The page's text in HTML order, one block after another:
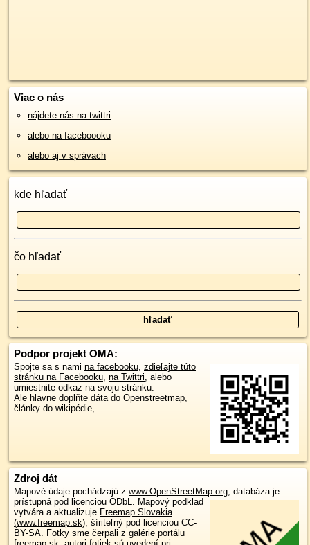
Viac o nás
nájdete nás na twittri
alebo na faceboooku
alebo aj v správach
kde hľadať
čo hľadať
Podpor projekt OMA:
Spojte sa s nami na facebooku, zdieľajte túto
stránku na Facebooku, na Twittri, alebo
umiestnite odkaz na svoju stránku.
Ale hlavne doplňte dáta do Openstreetmap,
články do wikipédie, ...
Zdroj dát
Mapové údaje pochádzajú z www.OpenStreetMap.org, databáza je
prístupná pod licenciou ODbL. Mapový podklad
vytvára a aktualizuje Freemap Slovakia
(www.freemap.sk), šíriteľný pod licenciou CC-
BY-SA. Fotky sme čerpali z galérie portálu